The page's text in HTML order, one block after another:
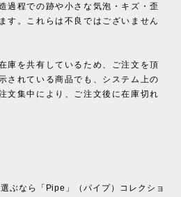
過程での跡や小さな気泡・キズ・歪
す。これらは不良ではございません
庫を共有しているため、ご注文を頂
されている商品でも、システム上の
文集中により、ご注文後に在庫切れ
ぶなら「Pipe」（パイプ）コレクショ